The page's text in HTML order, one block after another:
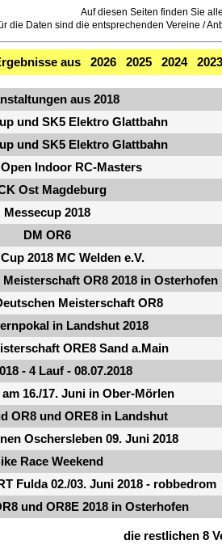
Auf diesen Seiten finden Sie
die Daten sind die entsprechenden Vereine /
aus 2026 2025 2024 2023
aus 2018
und SK5 Elektro Glattbahn
und SK5 Elektro Glattbahn
Indoor RC-Masters
Ost Magdeburg
Messecup 2018
DM OR6
2018 MC Welden e.V.
OR8 2018 in Osterhofen
Meisterschaft OR8
in Landshut 2018
ORE8 Sand a.Main
- 4 Lauf - 08.07.2018
am 16./17. Juni in Ober-Mörlen
OR8 und ORE8 in Landshut
Oschersleben 09. Juni 2018
Race Weekend
Fulda 02./03. Juni 2018 - robbedrom
und OR8E 2018 in Osterhofen
die restlichen 8